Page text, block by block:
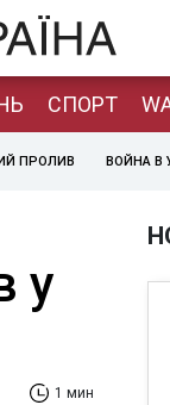
СПОРТ
ПРОЛИВ ВОЙНА В
у
1 мин